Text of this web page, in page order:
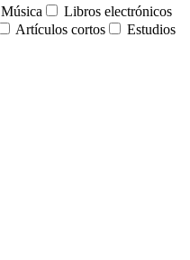
Música
Libros electrónicos
Artículos cortos
Estudios